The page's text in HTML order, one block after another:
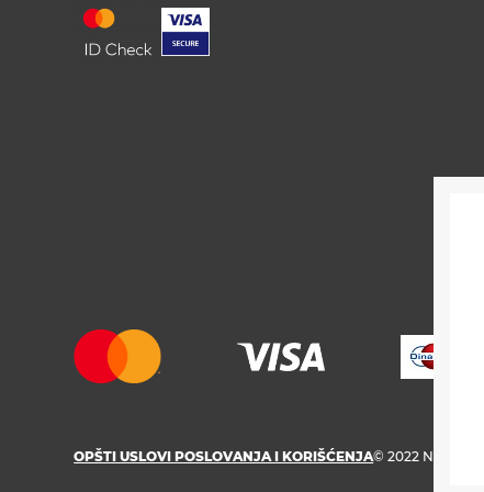
OPŠTI USLOVI POSLOVANJA I KORIŠĆENJA© 2022 NURDOR.